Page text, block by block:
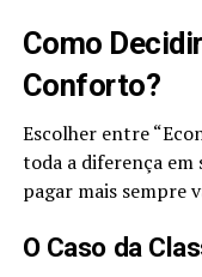
Como
Conforto?
Escolher entre
toda a diferença em
pagar mais sempre
O Caso da